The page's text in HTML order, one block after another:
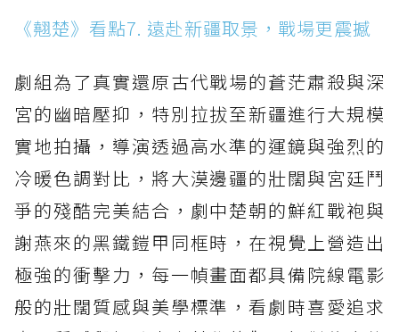
《翹楚》看點7. 遠赴新疆取景，戰場更震撼
劇組為了真實還原古代戰場的蒼茫肅殺與深
宮的幽暗壓抑，特別拉拔至新疆進行大規模
實地拍攝，導演透過高水準的運鏡與強烈的
冷暖色調對比，將大漠邊疆的壯闊與宮廷鬥
爭的殘酷完美結合，劇中楚朝的鮮紅戰袍與
謝燕來的黑鐵鎧甲同框時，在視覺上營造出
極強的衝擊力，每一幀畫面都具備院線電影
般的壯闊質感與美學標準，看劇時喜愛追求